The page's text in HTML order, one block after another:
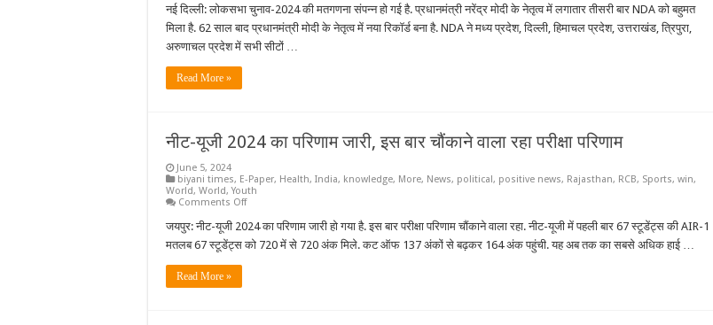
नरेंद्र
मोदी
के
नेतृत्व
में
बहुमत,
62
मोदी
के
नेतृत्व
बना
नया
रिकॉर्ड
नई दिल्ली: लोकसभा चुनाव-2024 की मतगणना संपन्न हो गई है. प्रधानमंत्री नरेंद्र मोदी के नेतृत्व में लगातार तीसरी बार NDA को बहुमत
मिला है. 62 साल बाद प्रधानमंत्री मोदी के नेतृत्व में नया रिकॉर्ड बना है. NDA ने मध्य प्रदेश, दिल्ली, हिमाचल प्रदेश, उत्तराखंड, त्रिपुरा,
अरुणाचल प्रदेश में सभी सीटों …
Read More »
नीट-यूजी 2024 का परिणाम जारी, इस बार चौंकाने वाला रहा परीक्षा परिणाम
June 5, 2024
biyani times, E-Paper, Health, India, knowledge, More, News, political, positive news, Rajasthan, RCB, Sports, win,
World, World,Youth
Comments Offon
यूजी
2024
का
जयपुर: नीट-यूजी 2024 का परिणाम जारी हो गया है. इस बार परीक्षा परिणाम चौंकाने वाला रहा. नीट-यूजी में पहली बार 67 स्टूडेंट्स की AIR-1
मतलब 67 स्टूडेंट्स को 720 में से 720 अंक मिले. कट ऑफ 137 अंकों से बढ़कर 164 अंक पहुंची. यह अब तक का सबसे अधिक हाई …
Read More »